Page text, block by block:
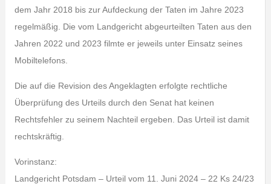
dem Jahr 2018 bis zur Aufdeckung der Taten im Jahre 2023
regelmäßig. Die vom Landgericht abgeurteilten Taten aus den
Jahren 2022 und 2023 filmte er jeweils unter Einsatz seines
Mobiltelefons.
Die auf die Revision des Angeklagten erfolgte rechtliche
Überprüfung des Urteils durch den Senat hat keinen
Rechtsfehler zu seinem Nachteil ergeben. Das Urteil ist damit
rechtskräftig.
Vorinstanz:
Landgericht Potsdam – Urteil vom 11. Juni 2024 – 22 Ks 24/23